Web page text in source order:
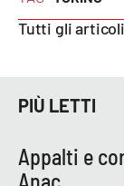
Cosenza
PROGETTI
SPECIALI
Tutti gli
PIÙ LETTI
Appalti e
Anac